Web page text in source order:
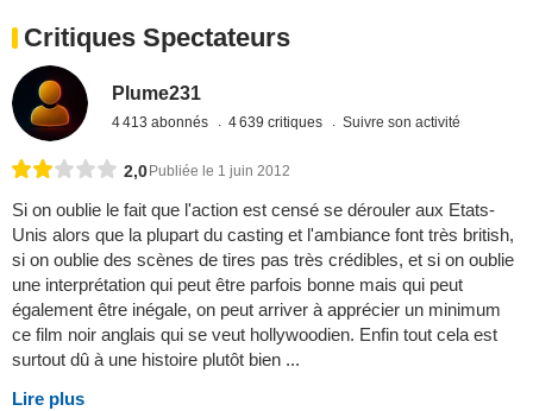
Critiques Spectateurs
Plume231
4 413 abonnés 4 639 critiques Suivre son activité
2,0 Publiée le 1 juin 2012
Si on oublie le fait que l'action est censé se dérouler aux Etats-
Unis alors que la plupart du casting et l'ambiance font très british,
si on oublie des scènes de tires pas très crédibles, et si on oublie
une interprétation qui peut être parfois bonne mais qui peut
également être inégale, on peut arriver à apprécier un minimum
ce film noir anglais qui se veut hollywoodien. Enfin tout cela est
surtout dû à une histoire plutôt bien ...
Lire plus